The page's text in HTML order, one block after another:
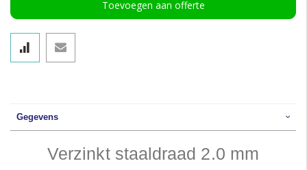
Toevoegen aan offerte
Gegevens
Verzinkt staaldraad 2.0 mm